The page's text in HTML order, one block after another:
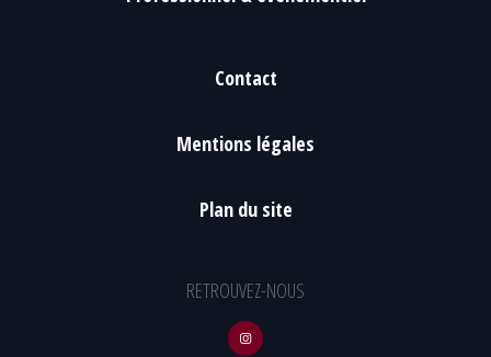
Contact
Mentions légales
Plan du site
RETROUVEZ-NOUS